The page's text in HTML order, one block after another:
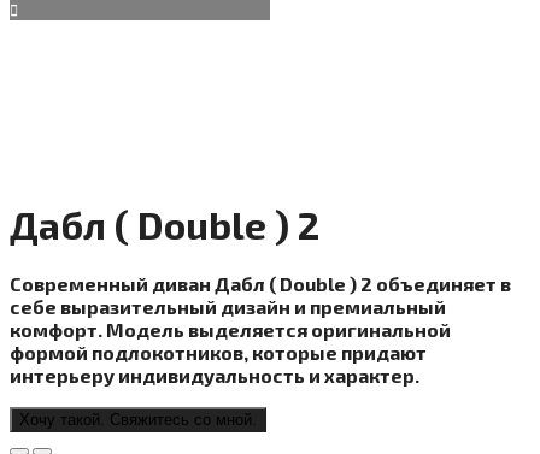
Дабл ( Double ) 2
Современный диван Дабл ( Double ) 2 объединяет в
себе выразительный дизайн и премиальный
комфорт. Модель выделяется оригинальной
формой подлокотников, которые придают
интерьеру индивидуальность и характер.
Хочу такой. Свяжитесь со мной.